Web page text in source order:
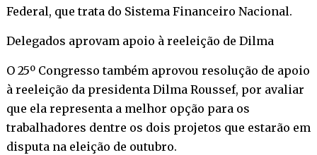
Federal, que trata do Sistema Financeiro Nacional.
Delegados aprovam apoio à reeleição de Dilma
O 25º Congresso também aprovou resolução de apoio
à reeleição da presidenta Dilma Roussef, por avaliar
que ela representa a melhor opção para os
trabalhadores dentre os dois projetos que estarão em
disputa na eleição de outubro.